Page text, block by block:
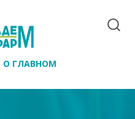
О ГЛАВНОМ